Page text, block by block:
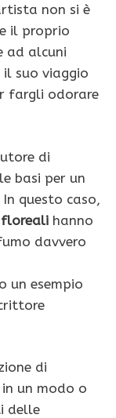
non si è
il proprio
ad alcuni
suo viaggio
fargli odorare
di
basi per un
questo caso,
floreali hanno
davvero
un esempio
di
un modo o
delle